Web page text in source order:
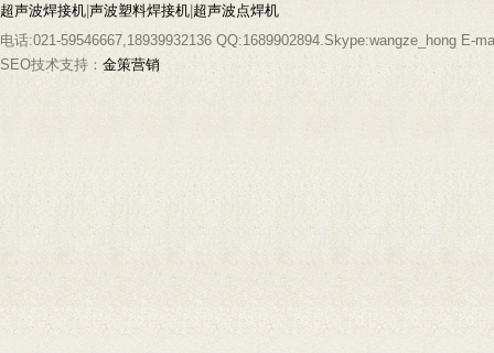
超声波焊接机 声波塑料焊接机 超声波点焊机
电话:021-59546667,18939932136 QQ:1689902894.Skype:wangze_hong E-
SEO技术支持： 金策营销